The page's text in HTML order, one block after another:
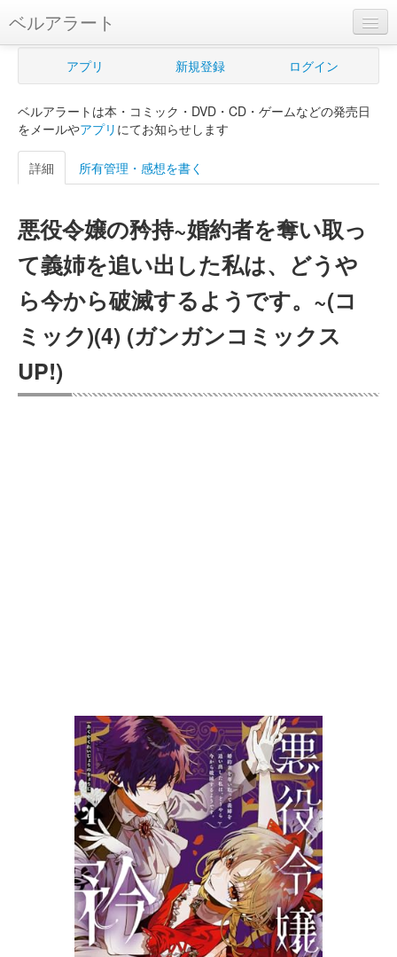
ベルアラート
ベルアラートとは
新規登録
ログイン
購入管理
Myシェルフ
プレミアム
アプリ 新規登録 ログイン
ベルアラートは本・コミック・DVD・CD・ゲームなどの発売日
をメールやアプリ にてお知らせします
詳細 所有管理・感想を書く
悪役令嬢の矜持~婚約者を奪い取っ
て義姉を追い出した私は、どうや
ら今から破滅するようです。~(コ
ミック)(4) (ガンガンコミックス
UP!)